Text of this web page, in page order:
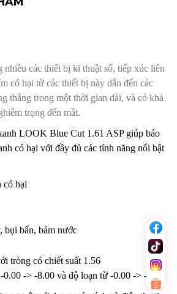
nhiều các thiết bị kĩ thuật số, tiếp xúc liên
có hại từ các thiết bị này dẫn đến các
thẳng trong một thời gian dài, và có khả
trọng đến mắt.
LOOK Blue Cut 1.61 ASP giúp bảo
có hại với đầy đủ các tính năng nổi bật
có hại
bụi bẩn, bám nước
tròng có chiết suất 1.56
-> -8.00 và độ loạn từ -0.00 -> -2.00